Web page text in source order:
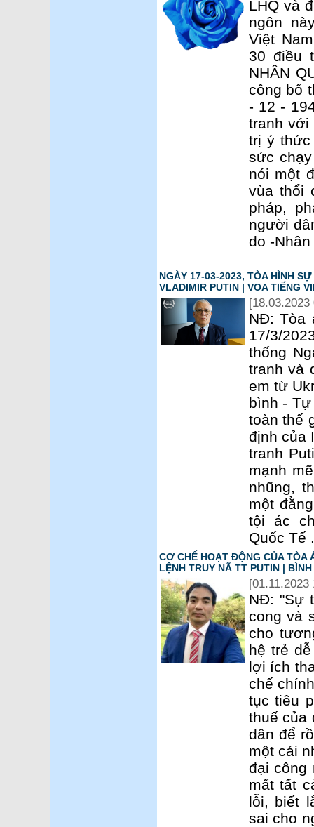
LHQ và
ngôn
Việt
30 điều
NHÂN
công bố
- 12 -
tranh với
trị ý
sức
nói một
vùa thổi
pháp,
người
do -
NGÀY 17-03-2023, TÒA HÌNH
VLADIMIR PUTIN | VOA TIẾNG
[18.03.2023
NĐ: Tòa
17/3/
thống
tranh và
em từ
bình -
toàn thế
định của
tranh
mạnh
nhũng,
một
tội ác
Quốc Tế .
CƠ CHẾ HOẠT ĐỘNG CỦA TÒA
LỆNH TRUY NÃ TT PUTIN |
[01.11.2023
NĐ: "Sự
cong và
cho
hệ trẻ
lợi ích
chế
tục tiêu
thuế của
dân để
một cái
đại công
mất tất
lỗi, biết
sai cho